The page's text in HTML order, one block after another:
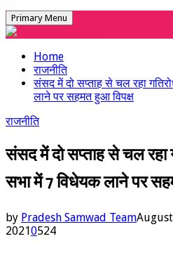
Primary Menu
Home
राजनीति
संसद में दो सप्ताह से चल रहा
लाने पर सहमत हुआ विपक्ष
राजनीति
संसद में दो सप्ताह से चल रहा
सभा में 7 विधेयक लाने पर
by Pradesh Samwad Team
20210524